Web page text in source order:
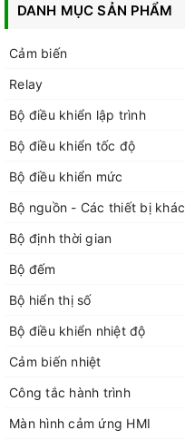
DANH MỤC SẢN PHẨM
Cảm biến
Relay
Bộ điều khiển lập trình
Bộ điều khiển tốc độ
Bộ điều khiển mức
Bộ nguồn - Các thiết bị khác
Bộ định thời gian
Bộ đếm
Bộ hiển thị số
Bộ điều khiển nhiệt độ
Cảm biến nhiệt
Công tắc hành trình
Màn hình cảm ứng HMI